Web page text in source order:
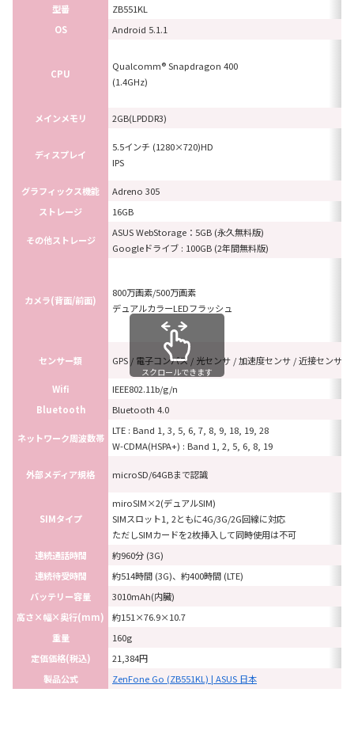
型番
ZB551KL
OS
Android 5.1.1
CPU
Qualcomm® Snapdragon 400
(1.4GHz)
メインメモリ 2GB(LPDDR3)
ディスプレイ
5.5インチ (1280×720)HD
IPS
グラフィックス機能
Adreno 305
ストレージ
16GB
その他ストレージ
ASUS WebStorage：5GB (永久無料版)
Googleドライブ : 100GB (2年間無料版)
カメラ(背面/前面)
800万画素/500万画素
デュアルカラーLEDフラッシュ
センサー類 GPS / 電子コンパス / 光センサ / 加速度センサ / 近接センサ /
Wifi
IEEE802.11b/g/n
Bluetooth
Bluetooth 4.0
ネットワーク周波数帯
LTE : Band 1, 3, 5, 6, 7, 8, 9, 18, 19, 28
W-CDMA(HSPA+) : Band 1, 2, 5, 6, 8, 19
外部メディア規格 microSD/64GBまで認識
SIMタイプ
miroSIM×2(デュアルSIM)
SIMスロット1, 2ともに4G/3G/2G回線に対応
ただしSIMカードを2枚挿入して同時使用は不可
連続通話時間
約960分 (3G)
連続待受時間
約514時間 (3G)、約400時間 (LTE)
バッテリー容量
3010mAh(内臓)
高さ×幅×奥行(mm)
約151×76.9×10.7
重量
160g
定価価格(税込)
21,384円
製品公式
ZenFone Go ‏(ZB551KL) | ASUS 日本
スクロールできます